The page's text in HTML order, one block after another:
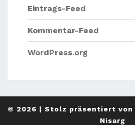
Eintrags-Feed
Kommentar-Feed
WordPress.org
© 2026 | Stolz präsentiert von
Nisarg